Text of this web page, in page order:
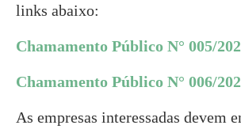
links abaixo:
Chamamento Público N° 005/
Chamamento Público N° 006/
As empresas interessadas devem